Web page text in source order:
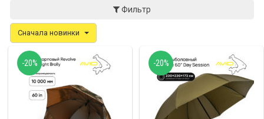
Фильтр
Сначала новинки
-20% -20%